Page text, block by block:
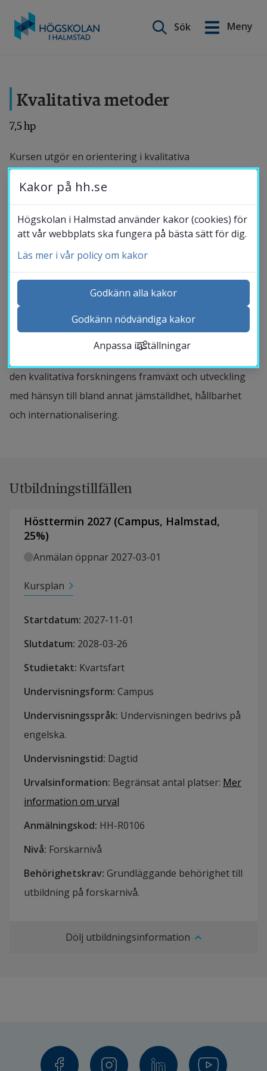
innehåll
Sök
Meny
Kvalitativa metoder
7,5 hp
Kursen utgör en orientering i kvalitativa
gemensam introducerande del och en fördjupningsdel
med tematiska inriktningar baserat på
kursdeltagarnas forskningsintressen. Fokus ligger på
olika metodologiska utgångspunkter och
metodtekniker inom kvalitativ forskning, samt de
analytiska procedurer som dessa metoder vilar på.
I kursen ingår värderingsfrågor, såsom etiska
överväganden, reflexivitet, kvalitet och trovärdighet.
den kvalitativa forskningens framväxt och utveckling
med hänsyn till bland annat jämställdhet, hållbarhet
och internationalisering.
Utbildningstillfällen
Hösttermin 2027 (Campus, Halmstad,
25%)
Anmälan öppnar 2027-03-01
Kursplan
Startdatum: 2027-11-01
Slutdatum: 2028-03-26
Studietakt: Kvartsfart
Undervisningsform: Campus
Undervisningsspråk: Undervisningen bedrivs på
engelska.
Undervisningstid: Dagtid
Urvalsinformation: Begränsat antal platser: Mer
information om urval
Anmälningskod: HH-R0106
Nivå: Forskarnivå
Behörighetskrav: Grundläggande behörighet till
utbildning på forskarnivå.
Dölj utbildningsinformation
English
Utbildning
Samverkan
Om Högskolan
Bibliotek
Kontakta och besök oss
Kalender
Sök personal
Studentwebb
Medarbetarwebb Insidan
Kakor på hh.se
Högskolan i Halmstad använder kakor (cookies) för
att vår webbplats ska fungera på bästa sätt för dig.
Läs mer i vår policy om kakor
Godkänn alla kakor
Godkänn nödvändiga kakor
Anpassa inställningar